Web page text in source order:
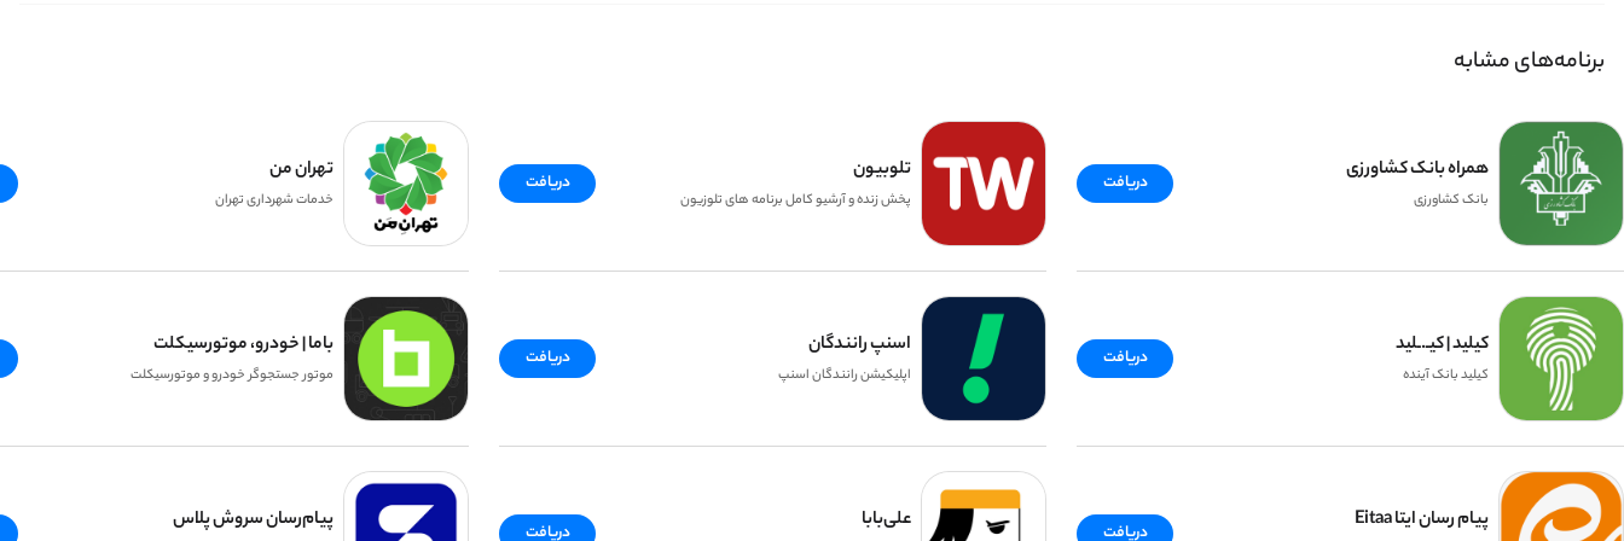
برنامه‌های مشابه
همراه بانک کشاورزی
بانک کشاورزی
دریافت
کیلید | کیـ.ـلید
کیلید بانک آینده
دریافت
پیام رسان ایتا Eitaa دریافت
تلوبیون
پخش زنده و آرشیو کامل برنامه های تلوزیون
دریافت
اسنپ رانندگان
اپلیکیشن رانندگان اسنپ
دریافت
علی‌بابا دریافت
تهران من
خدمات شهرداری تهران
باما | خودرو، موتورسیکلت
موتور جستجوگر خودرو و موتورسیکلت
پیام‌رسان سروش پلاس